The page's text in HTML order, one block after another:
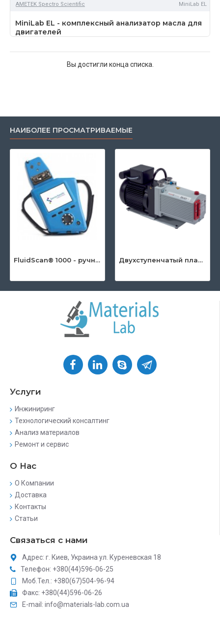
AMETEK Spectro Scientific MiniLab EL
MiniLab EL - комплексный анализатор масла для
двигателей
Вы достигли конца списка.
НАИБОЛЕЕ ПРОСМАТРИВАЕМЫЕ
FluidScan® 1000 - ручной инфракрасный анализатор масла Двухступенчатый пластинчато-роторный насос серии DuoLine™
Услуги
Инжиниринг
Технологический консалтинг
Анализ материалов
Ремонт и сервис
О Нас
О Компании
Доставка
Контакты
Статьи
Связаться с нами
Адрес: г. Киев, Украина ул. Куреневская 18
Телефон: +380(44)596-06-25
Моб.Тел.: +380(67)504-96-94
Факс: +380(44)596-06-26
E-mail: info@materials-lab.com.ua